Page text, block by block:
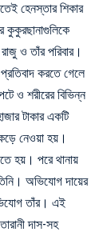
হেনস্তার শিকার
কুকুরছানাগুলিকে
ও তাঁর পরিবার।
করতে গেলে
ও শরীরের বিভিন্ন
টাকার একটি
নেওয়া হয়।
হয়। পরে থানায়
অভিযোগ দায়ের
তাঁর। এই
দাস-সহ